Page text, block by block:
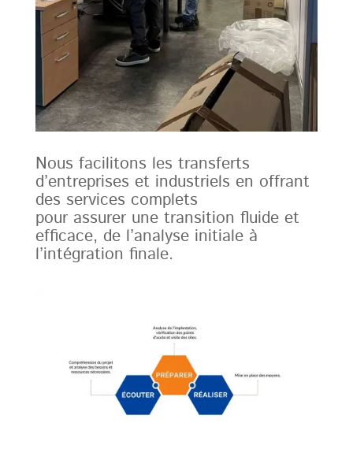
Nous facilitons les transferts
d’entreprises et industriels en offrant
des services complets
pour assurer une transition fluide et
efficace, de l’analyse initiale à
l’intégration finale.